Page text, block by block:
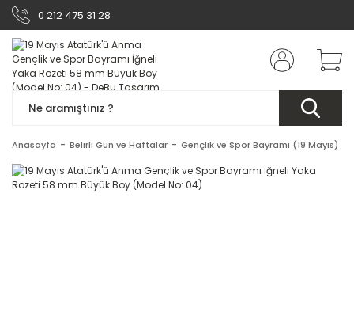
0 212 475 31 28
Anasayfa Belirli Gün ve Haftalar Gençlik ve Spor Bayramı (19 Mayıs)